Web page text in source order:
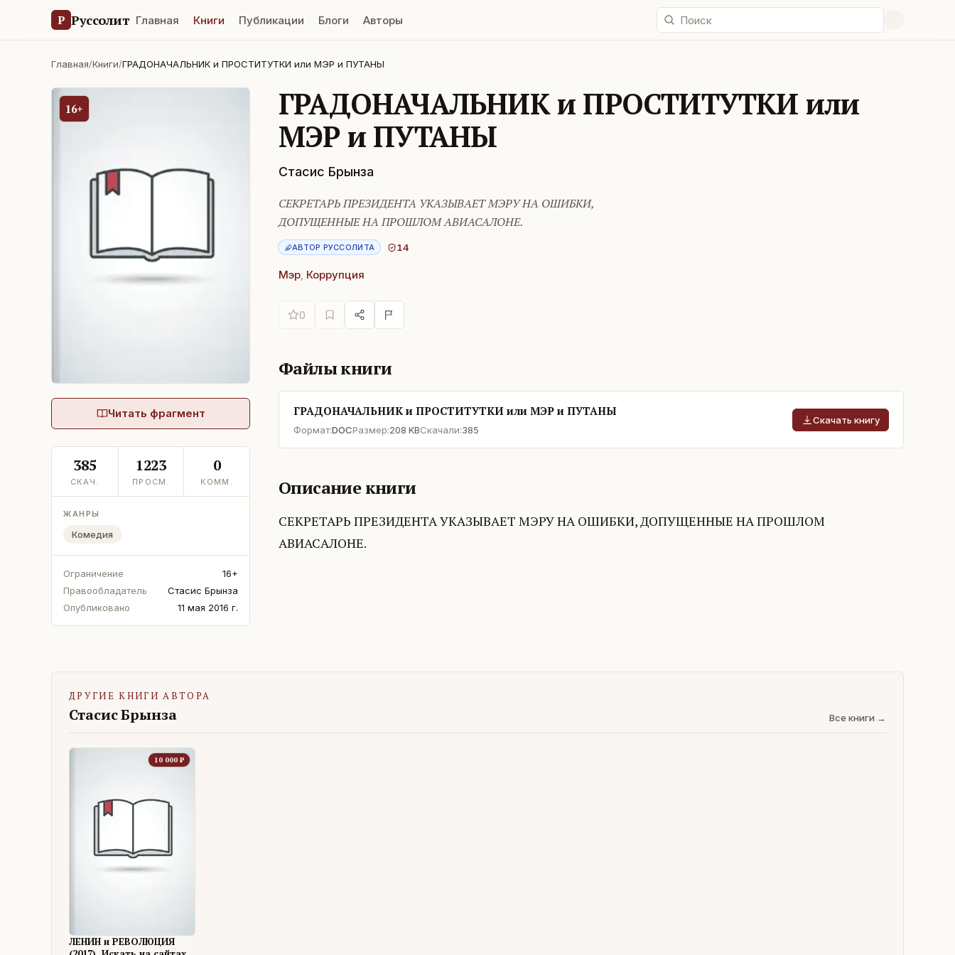
Р Руссолит Главная Книги Публикации Блоги Авторы
Главная/Книги/ГРАДОНАЧАЛЬНИК и ПРОСТИТУТКИ или МЭР и ПУТАНЫ
16+
Читать фрагмент
385
СКАЧ.
1223
ПРОСМ.
0
КОММ.
ЖАНРЫ
Комедия
Ограничение
16+
Правообладатель
Стасис Брынза
Опубликовано
11 мая 2016 г.
ГРАДОНАЧАЛЬНИК и ПРОСТИТУТКИ или
МЭР и ПУТАНЫ
Стасис Брынза
СЕКРЕТАРЬ ПРЕЗИДЕНТА УКАЗЫВАЕТ МЭРУ НА ОШИБКИ,
ДОПУЩЕННЫЕ НА ПРОШЛОМ АВИАСАЛОНЕ.
АВТОР РУССОЛИТА 14
Мэр, Коррупция
0
Файлы книги
ГРАДОНАЧАЛЬНИК и ПРОСТИТУТКИ или МЭР и ПУТАНЫ
Формат:DOCРазмер:208 KBСкачали:385
Скачать книгу
Описание книги
СЕКРЕТАРЬ ПРЕЗИДЕНТА УКАЗЫВАЕТ МЭРУ НА ОШИБКИ, ДОПУЩЕННЫЕ НА ПРОШЛОМ
АВИАСАЛОНЕ.
ДРУГИЕ КНИГИ АВТОРА
Стасис Брынза Все книги →
10 000 ₽
ЛЕНИН и РЕВОЛЮЦИЯ